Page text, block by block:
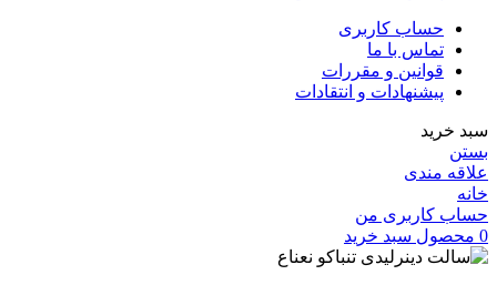
حساب کاربری
تماس با ما
قوانین و مقررات
پیشنهادات و انتقادات
سبد خرید
بستن
علاقه مندی
خانه
حساب کاربری من
0 محصول سبد خرید